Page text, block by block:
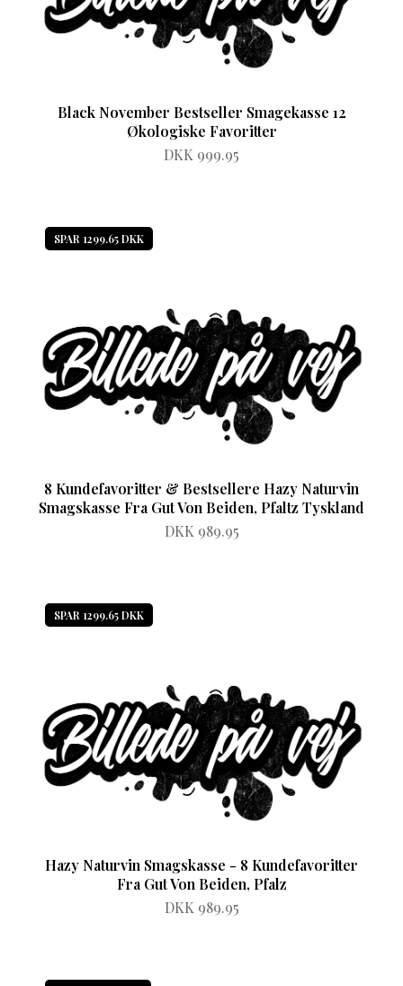
Black November Bestseller Smagekasse 12
Økologiske Favoritter
DKK 999.95
SPAR 1299.65 DKK
8 Kundefavoritter & Bestsellere Hazy Naturvin
Smagskasse Fra Gut Von Beiden, Pfaltz Tyskland
DKK 989.95
SPAR 1299.65 DKK
Hazy Naturvin Smagskasse - 8 Kundefavoritter
Fra Gut Von Beiden, Pfalz
DKK 989.95